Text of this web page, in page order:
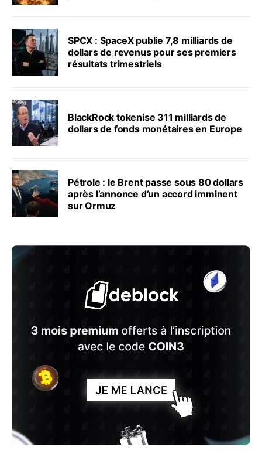
SPCX : SpaceX publie 7,8 milliards de
dollars de revenus pour ses premiers
résultats trimestriels
BlackRock tokenise 311 milliards de
dollars de fonds monétaires en Europe
Pétrole : le Brent passe sous 80 dollars
après l’annonce d’un accord imminent
sur Ormuz